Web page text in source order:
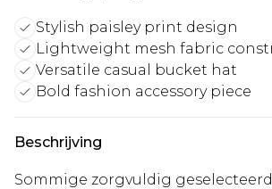
Stylish paisley print design
Lightweight mesh fabric
Versatile casual bucket hat
Bold fashion accessory piece
Beschrijving
Sommige zorgvuldig